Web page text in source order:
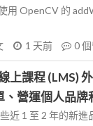
用 OpenCV 的
1 天前 0
上課程 (LMS)
、營運個人品牌
近 1 至 2 年的新進